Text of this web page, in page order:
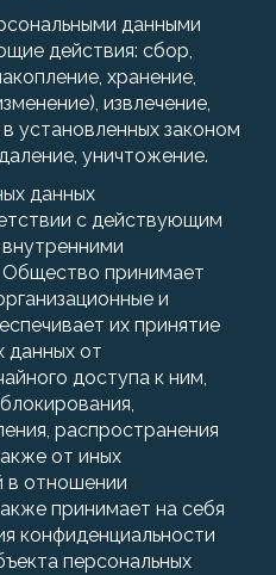
данными
действия: сбор,
хранение,
извлечение,
установленных законом
уничтожение.
данных
с действующим
принимает
и
их принятие
данных от
доступа к ним,
распространения
от иных
в отношении
принимает на себя
конфиденциальности
персональных